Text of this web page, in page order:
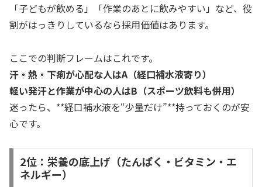
「子どもが飲める」「作業のあとに飲みやすい」など、役
割がはっきりしているなら採用価値はあります。
ここでの判断フレームはこれです。
汗・熱・下痢が心配な人はA（経口補水液寄り）
軽い発汗と作業が中心の人はB（スポーツ飲料も併用）
迷ったら、**経口補水液を“少量だけ”**持っておくのが安
心です。
2位：栄養の底上げ（たんぱく・ビタミン・エ
ネルギー）